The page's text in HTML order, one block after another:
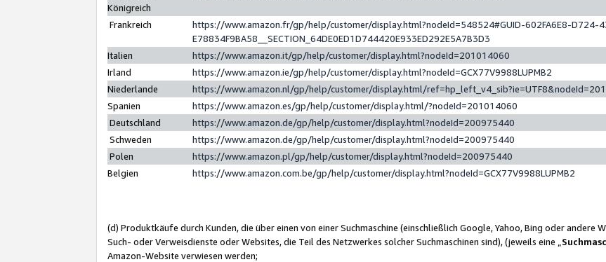
Königreich
Frankreich
https://www.amazon.fr/gp/help/customer/display.html?nodeId=548524#GUID-602FA6E8-D724-
E78834F9BA58__SECTION_64DE0ED1D744420E933ED292E5A7B3D3
Italien
https://www.amazon.it/gp/help/customer/display.html?nodeId=201014060
Irland
https://www.amazon.ie/gp/help/customer/display.html?nodeId=GCX77V9988LUPMB2
Niederlande
https://www.amazon.nl/gp/help/customer/display.html/
Spanien
https://www.amazon.es/gp/help/customer/display.html/?nodeId=201014060
Deutschland
https://www.amazon.de/gp/help/customer/display.html?nodeId=200975440
Schweden
https://www.amazon.de/gp/help/customer/display.html?nodeId=200975440
Polen
https://www.amazon.pl/gp/help/customer/display.html?nodeId=200975440
Belgien
https://www.amazon.com.be/gp/help/customer/display.html?nodeId=GCX77V9988LUPMB2
(d) Produktkäufe durch Kunden, die über einen von einer Suchmaschine (einschließlich Google, Yahoo, Bing oder
Such- oder Verweisdienste oder Websites, die Teil des Netzwerkes solcher Suchmaschinen sind), (jeweils eine „
Amazon-Website verwiesen werden;